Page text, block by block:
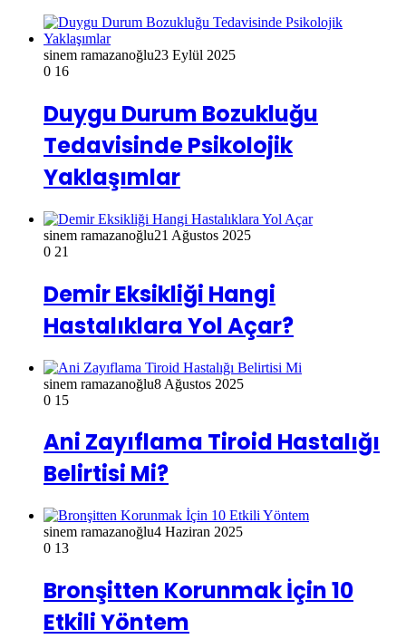
sinem ramazanoğlu23 Eylül 2025
0 16
Duygu Durum Bozukluğu
Tedavisinde Psikolojik
Yaklaşımlar
sinem ramazanoğlu21 Ağustos 2025
0 21
Demir Eksikliği Hangi
Hastalıklara Yol Açar?
sinem ramazanoğlu8 Ağustos 2025
0 15
Ani Zayıflama Tiroid Hastalığı
Belirtisi Mi?
sinem ramazanoğlu4 Haziran 2025
0 13
Bronşitten Korunmak İçin 10
Etkili Yöntem